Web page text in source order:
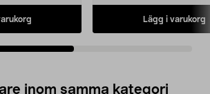
Lägg i varukorg
inom samma kategori